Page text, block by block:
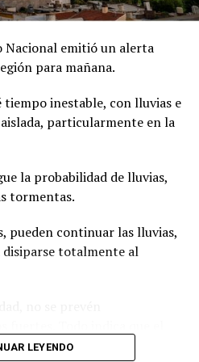
Nacional emitió un alerta
para mañana.
tiempo inestable, con lluvias e
particularmente en la
la probabilidad de lluvias,
tormentas.
pueden continuar las lluvias,
disiparse totalmente al
llegar tan al sur de la
LEYENDO